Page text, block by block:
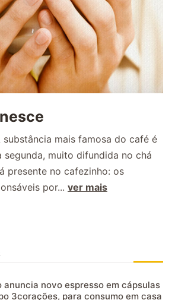
substância mais famosa do café é
segunda, muito difundida no chá
presente no cafezinho: os
por... ver mais
anuncia novo espresso em cápsulas
3corações, para consumo em casa